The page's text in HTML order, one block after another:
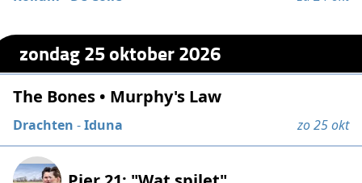
zondag 25 oktober 2026
The Bones • Murphy's Law
Drachten -Iduna zo 25 okt